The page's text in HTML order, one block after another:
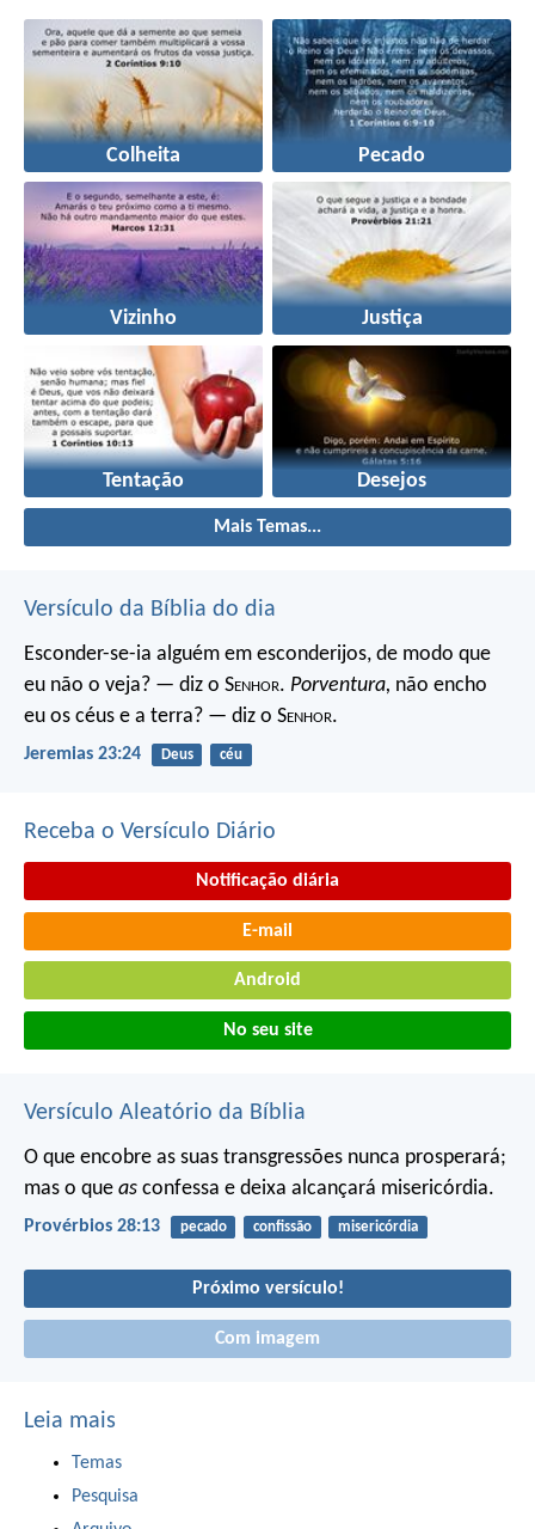
Colheita Pecado
Vizinho Justiça
Tentação Desejos
Mais Temas...
Versículo da Bíblia do dia
Esconder-se-ia alguém em esconderijos, de modo que
eu não o veja? — diz o Senhor. Porventura, não encho
eu os céus e a terra? — diz o Senhor.
Jeremias 23:24 Deus céu
Receba o Versículo Diário
Notificação diária
E-mail
Android
No seu site
Versículo Aleatório da Bíblia
O que encobre as suas transgressões nunca prosperará;
mas o que as confessa e deixa alcançará misericórdia.
Provérbios 28:13 pecado confissão misericórdia
Próximo versículo!
Com imagem
Leia mais
Temas
Pesquisa